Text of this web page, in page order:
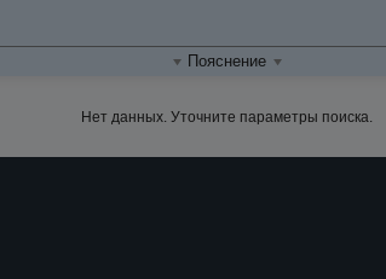
Пояснение
Нет данных. Уточните параметры поиска.